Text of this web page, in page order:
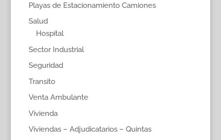
Playas de Estacionamiento Camiones
Salud
Hospital
Sector Industrial
Seguridad
Transito
Venta Ambulante
Vivienda
Viviendas – Adjudicatarios – Quintas